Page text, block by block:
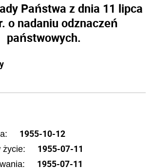
Państwa z dnia 11 lipca
o nadaniu odznaczeń
państwowych.
1955-10-12
życie: 1955-07-11
1955-07-11